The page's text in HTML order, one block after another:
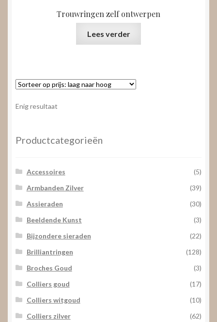
Trouwringen zelf ontwerpen
Lees verder
Enig resultaat
Productcategorieën
Accessoires
(5)
Armbanden Zilver
(39)
Assieraden
(30)
Beeldende Kunst
(3)
Bijzondere sieraden
(22)
Brilliantringen
(128)
Broches Goud
(3)
Colliers goud
(17)
Colliers witgoud
(10)
Colliers zilver
(62)